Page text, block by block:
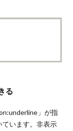
る
」が指
ています。非表示